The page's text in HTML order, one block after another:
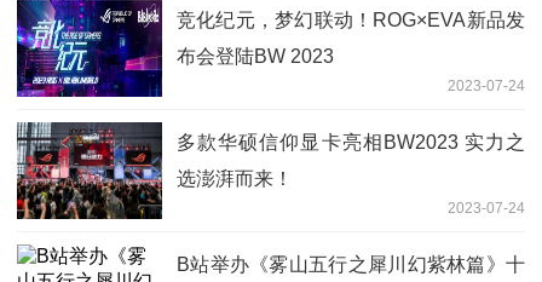
竞化纪元，梦幻联动！ROG×EVA新品发
布会登陆BW 2023
2023-07-24
多款华硕信仰显卡亮相BW2023 实力之
选澎湃而来！
2023-07-24
B站举办《雾山五行之犀川幻紫林篇》十